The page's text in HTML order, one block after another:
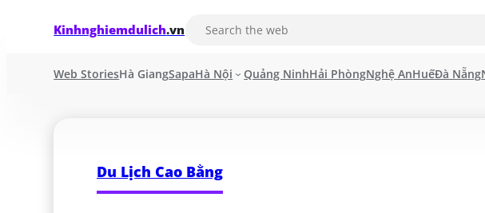
Kinhnghiemdulich.vn
Web StoriesHà GiangSapaHà Nội Quảng NinhHải PhòngNghệ AnHuếĐà Nẵng
Du Lịch Cao Bằng